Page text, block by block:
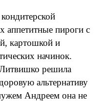
аппетитные пироги с
картошкой и
начинок.
решила
альтернативу
Андреем она не